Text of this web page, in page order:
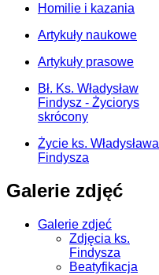
Homilie i kazania
Artykuły naukowe
Artykuły prasowe
Bł. Ks. Władysław
Findysz - Życiorys
skrócony
Życie ks. Władysława
Findysza
Galerie zdjęć
Galerie zdjeć
Zdjęcia ks.
Findysza
Beatyfikacja